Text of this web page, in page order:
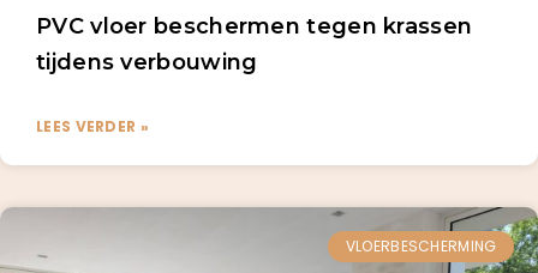
PVC vloer beschermen tegen krassen
tijdens verbouwing
LEES VERDER »
VLOERBESCHERMING